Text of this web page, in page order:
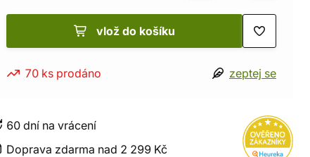
vlož do košíku
70 ks prodáno zeptej se
60 dní na vrácení
Doprava zdarma nad 2 299 Kč